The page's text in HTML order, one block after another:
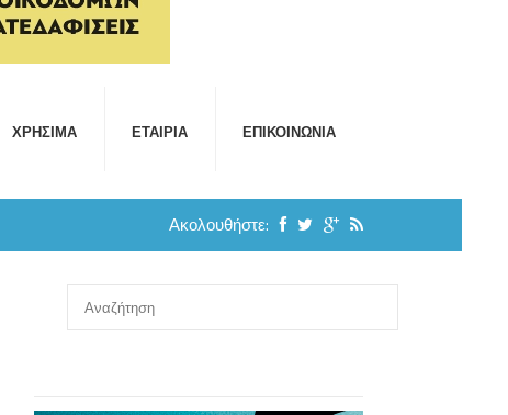
ΧΡΉΣΙΜΑ ΕΤΑΙΡΊΑ ΕΠΙΚΟΙΝΩΝΊΑ
Ακολουθήστε: